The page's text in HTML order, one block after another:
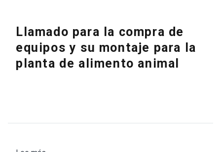
Llamado para la compra de
equipos y su montaje para la
planta de alimento animal